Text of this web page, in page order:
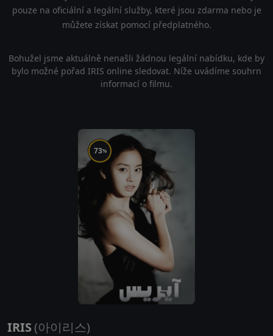
pouze na oficiální a legální služby, které jsou zdarma nebo je
můžete získat pomocí předplatného.
Bohužel jsme aktuálně nenašli žádnou legální nabídku, kde by
bylo možné pořad IRIS online sledovat. Níže uvádíme souhrn
informací o filmu.
73%
IRIS (아이리스)